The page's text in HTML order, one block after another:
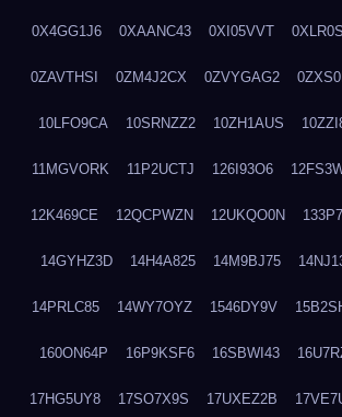
0X4GG1J6 0XAANC43 0XI05VVT
0ZAVTHSI 0ZM4J2CX 0ZVYGAG2
10LFO9CA 10SRNZZ2 10ZH1AUS
11MGVORK 11P2UCTJ 126I93O6
12K469CE 12QCPWZN 12UKQO0N
14GYHZ3D 14H4A825 14M9BJ75
14PRLC85 14WY7OYZ 1546DY9V
160ON64P 16P9KSF6 16SBWI43
17HG5UY8 17SO7X9S 17UXEZ2B